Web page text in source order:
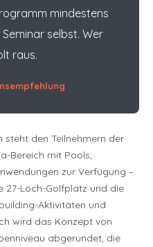
mindestens
selbst. Wer
raus.
den Teilnehmern der
Bereich mit Pools,
zur Verfügung –
27-Loch-Golfplatz und die
Aktivitäten und
wird das Konzept von
abgerundet, die